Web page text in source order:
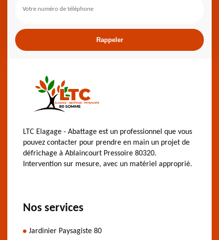
LTC Elagage - Abattage est un professionnel que vous
pouvez contacter pour prendre en main un projet de
défrichage à Ablaincourt Pressoire 80320.
Intervention sur mesure, avec un matériel approprié.
Nos services
Jardinier Paysagiste 80